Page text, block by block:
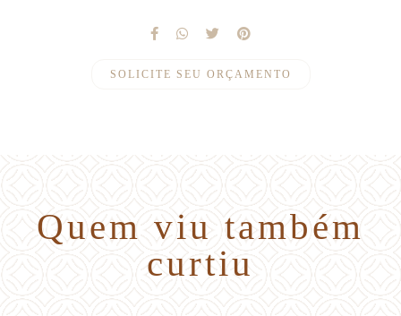
SOLICITE SEU ORÇAMENTO
Quem viu também
curtiu